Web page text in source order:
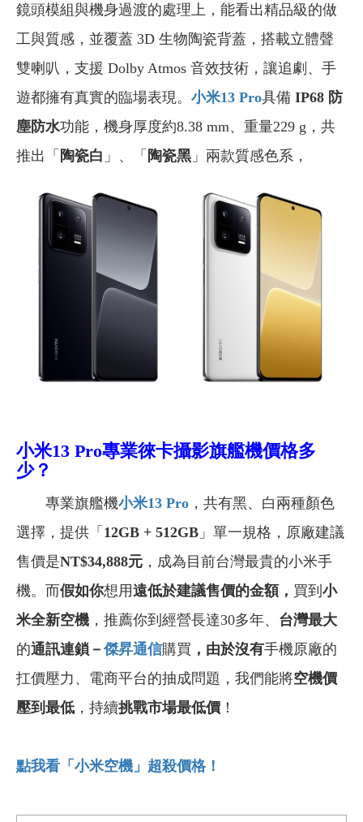
鏡頭模組與機身過渡的處理上，能看出精品級的做
工與質感，並覆蓋 3D 生物陶瓷背蓋，搭載立體聲
雙喇叭，支援 Dolby Atmos 音效技術，讓追劇、手
遊都擁有真實的臨場表現。 小米13 Pro具備 IP68 防
塵防水功能，機身厚度約8.38 mm、重量229 g，共
推出「 陶瓷白 」、「 陶瓷黑 」兩款質感色系，
小米13 Pro專業徠卡攝影旗艦機價格多
少？
專業旗艦機小米13 Pro ，共有黑、白兩種顏色
選擇，提供「 12GB + 512GB 」單一規格，原廠建議
售價是NT$34,888元 ，成為目前台灣最貴的小米手
機。而假如你想用遠低於建議售價的金額， 買到 小
米全新空機 ，推薦你到經營長達30多年、 台灣最大
的通訊連鎖－ 傑昇通信購買 ，由於沒有手機原廠的
扛價壓力、電商平台的抽成問題，我們能將空機價
壓到最低 ，持續挑戰市場最低價 ！
點我看「小米空機」超殺價格！